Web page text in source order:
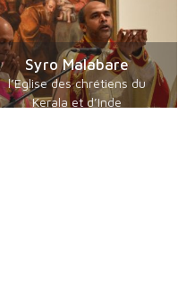
Syro Malabare
l’Eglise des chrétiens du
Kerala et d’Inde